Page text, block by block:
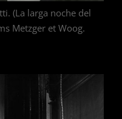
(La larga noche del
Metzger et Woog.